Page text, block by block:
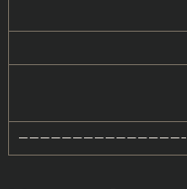
———————————————-